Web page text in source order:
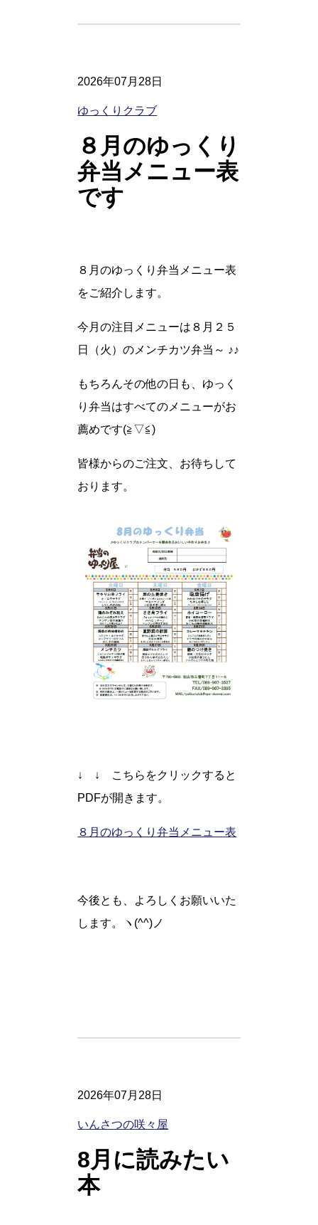
2026年07月28日
ゆっくりクラブ
８月のゆっくり
弁当メニュー表
です
８月のゆっくり弁当メニュー表
をご紹介します。
今月の注目メニューは８月２５
日（火）のメンチカツ弁当～ ♪♪
もちろんその他の日も、ゆっく
り弁当はすべてのメニューがお
薦めです(≧▽≦)
皆様からのご注文、お待ちして
おります。
↓ ↓ こちらをクリックすると
PDFが開きます。
８月のゆっくり弁当メニュー表
今後とも、よろしくお願いいた
します。ヽ(^^)ノ
2026年07月28日
いんさつの咲々屋
8月に読みたい
本